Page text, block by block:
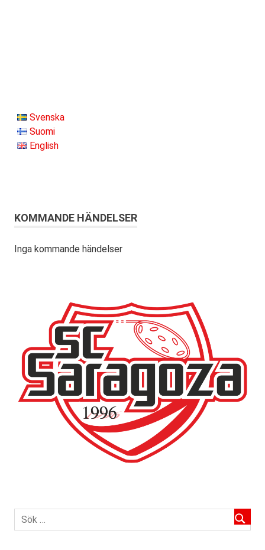
Svenska
Suomi
English
KOMMANDE HÄNDELSER
Inga kommande händelser